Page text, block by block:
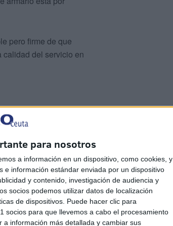
para nosotros
a información en un dispositivo, como cookies, y
e información estándar enviada por un dispositivo
y contenido, investigación de audiencia y
socios podemos utilizar datos de localización
de dispositivos. Puede hacer clic para
socios para que llevemos a cabo el procesamiento
información más detallada y cambiar sus
pero firme de que
calidad del servicio en
la Ley 39/2015